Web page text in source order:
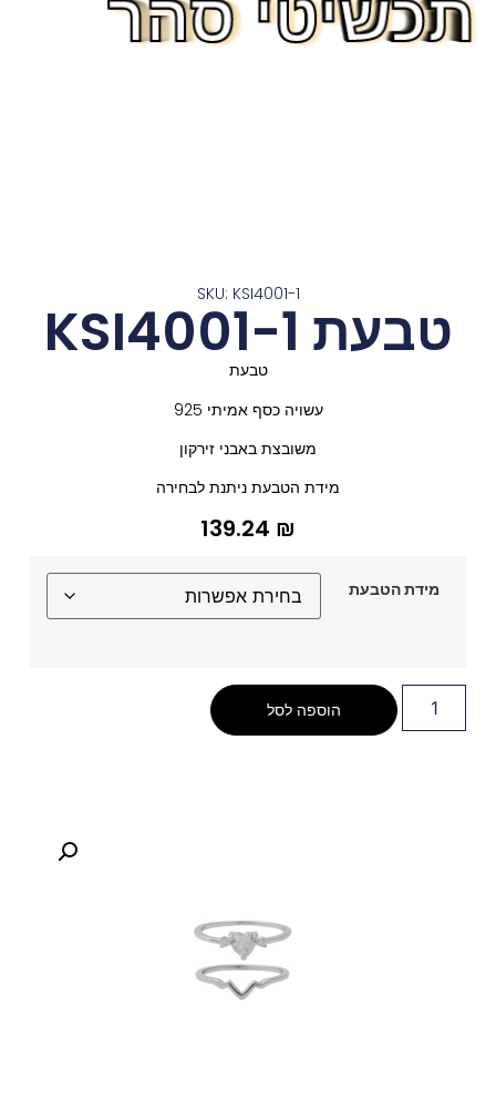
תכשיטי סהר
תכשיטי סהר
תכשיטי סהר
תכשיטי סהר
תכשיטי סהר
תכשיטי סהר
תכשיטי סהר
תכשיטי סהר
תכשיטי סהר
תכשיטי סהר
תכשיטי סהר
תכשיטי סהר
תכשיטי סהר
SKU: KSI4001-1
טבעת KSI4001-1
טבעת
עשויה כסף אמיתי 925
משובצת באבני זירקון
מידת הטבעת ניתנת לבחירה
139.24 ₪
מידת הטבעת
הוספה לסל